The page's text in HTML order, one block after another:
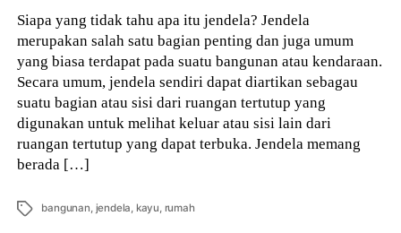
Siapa yang tidak tahu apa itu jendela? Jendela
merupakan salah satu bagian penting dan juga umum
yang biasa terdapat pada suatu bangunan atau kendaraan.
Secara umum, jendela sendiri dapat diartikan sebagau
suatu bagian atau sisi dari ruangan tertutup yang
digunakan untuk melihat keluar atau sisi lain dari
ruangan tertutup yang dapat terbuka. Jendela memang
berada […]
Tags bangunan, jendela, kayu, rumah